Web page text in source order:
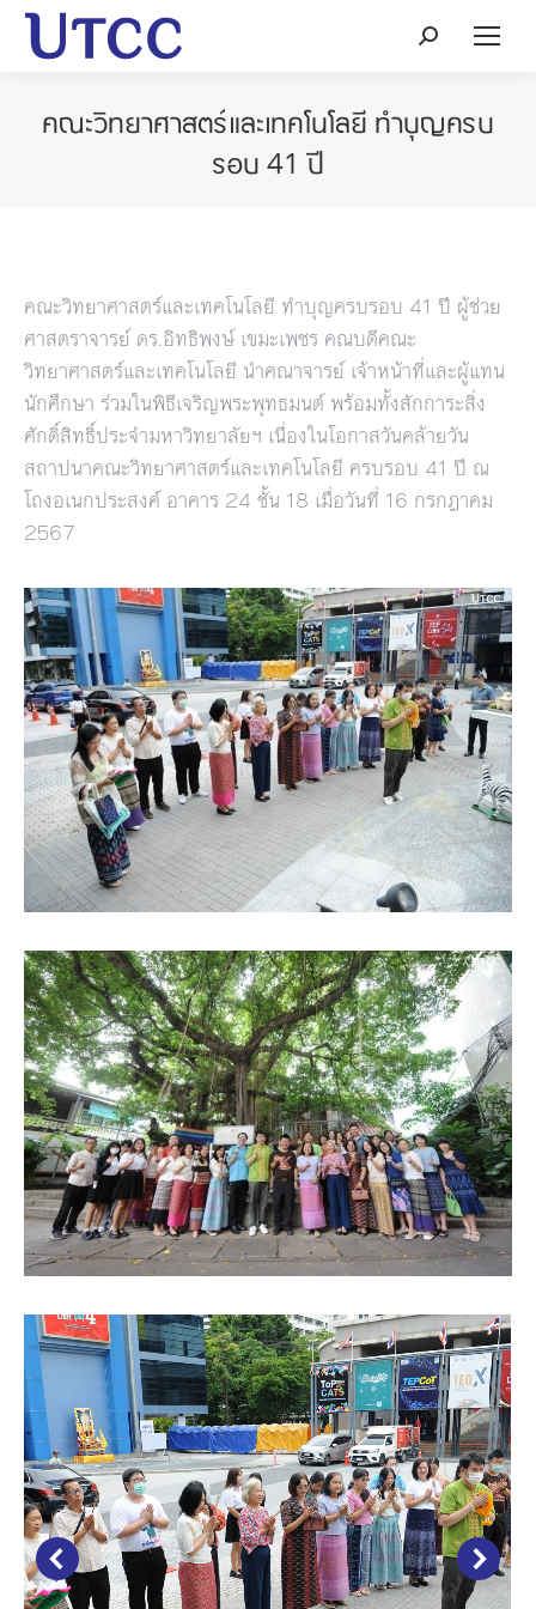
Search:
คณะวิทยาศาสตร์และเทคโนโลยี ทำบุญครบ
รอบ 41 ปี
คณะวิทยาศาสตร์และเทคโนโลยี ทำบุญครบรอบ 41 ปี ผู้ช่วย
ศาสตราจารย์ ดร.อิทธิพงษ์ เขมะเพชร คณบดีคณะ
วิทยาศาสตร์และเทคโนโลยี นำคณาจารย์ เจ้าหน้าที่และผู้แทน
นักศึกษา ร่วมในพิธีเจริญพระพุทธมนต์ พร้อมทั้งสักการะสิ่ง
ศักดิ์สิทธิ์ประจำมหาวิทยาลัยฯ เนื่องในโอกาสวันคล้ายวัน
สถาปนาคณะวิทยาศาสตร์และเทคโนโลยี ครบรอบ 41 ปี ณ
โถงอเนกประสงค์ อาคาร 24 ชั้น 18 เมื่อวันที่ 16 กรกฎาคม
2567